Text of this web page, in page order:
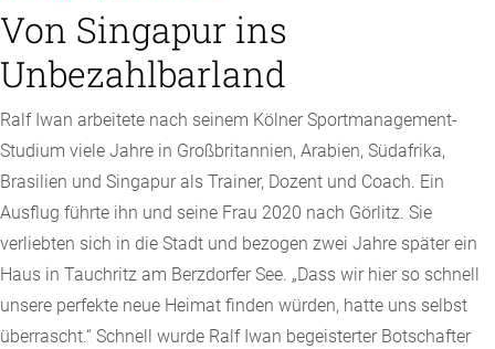
Von Singapur ins
Unbezahlbarland
Ralf Iwan arbeitete nach seinem Kölner Sportmanagement-
Studium viele Jahre in Großbritannien, Arabien, Südafrika,
Brasilien und Singapur als Trainer, Dozent und Coach. Ein
Ausflug führte ihn und seine Frau 2020 nach Görlitz. Sie
verliebten sich in die Stadt und bezogen zwei Jahre später ein
Haus in Tauchritz am Berzdorfer See. „Dass wir hier so schnell
unsere perfekte neue Heimat finden würden, hatte uns selbst
überrascht.“ Schnell wurde Ralf Iwan begeisterter Botschafter